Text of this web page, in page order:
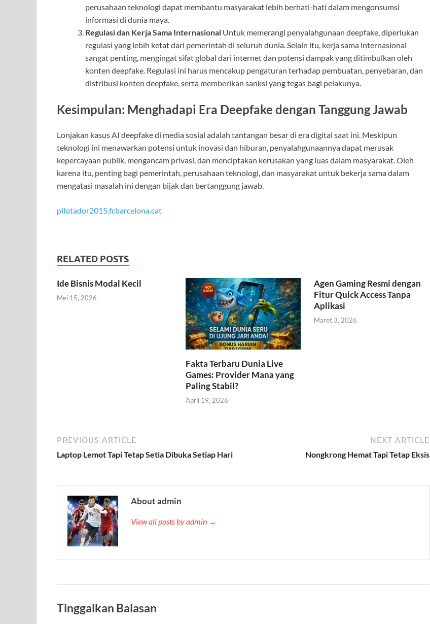
perusahaan teknologi dapat membantu masyarakat lebih berhati-hati dalam mengonsumsi
informasi di dunia maya.
Regulasi dan Kerja Sama Internasional Untuk memerangi penyalahgunaan deepfake, diperlukan
regulasi yang lebih ketat dari pemerintah di seluruh dunia. Selain itu, kerja sama internasional
sangat penting, mengingat sifat global dari internet dan potensi dampak yang ditimbulkan oleh
konten deepfake. Regulasi ini harus mencakup pengaturan terhadap pembuatan, penyebaran, dan
distribusi konten deepfake, serta memberikan sanksi yang tegas bagi pelakunya.
Kesimpulan: Menghadapi Era Deepfake dengan Tanggung Jawab
Lonjakan kasus AI deepfake di media sosial adalah tantangan besar di era digital saat ini. Meskipun
teknologi ini menawarkan potensi untuk inovasi dan hiburan, penyalahgunaannya dapat merusak
kepercayaan publik, mengancam privasi, dan menciptakan kerusakan yang luas dalam masyarakat. Oleh
karena itu, penting bagi pemerintah, perusahaan teknologi, dan masyarakat untuk bekerja sama dalam
mengatasi masalah ini dengan bijak dan bertanggung jawab.
pilotador2015.fcbarcelona.cat
RELATED POSTS
Ide Bisnis Modal Kecil
Mei 15, 2026
Fakta Terbaru Dunia Live
Games: Provider Mana yang
Paling Stabil?
April 19, 2026
Agen Gaming Resmi dengan
Fitur Quick Access Tanpa
Aplikasi
Maret 3, 2026
PREVIOUS ARTICLE
Laptop Lemot Tapi Tetap Setia Dibuka Setiap Hari
NEXT ARTICLE
Nongkrong Hemat Tapi Tetap Eksis
About admin
View all posts by admin →
Tinggalkan Balasan